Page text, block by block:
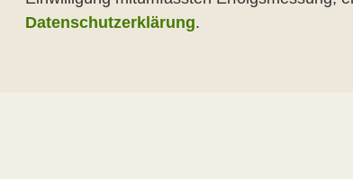
Datenschutzerklärung.